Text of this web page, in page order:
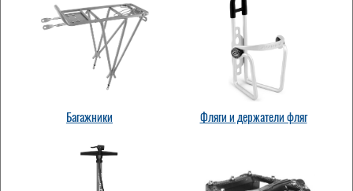
Багажники Фляги и держатели фляг